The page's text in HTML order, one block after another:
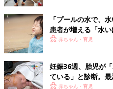
出時にも水切れする心配が減りま
余分な水は鉢底穴から抜けるの
ありません。むしろ、水が足り
す。お天気や風が強い日により
秋の成長期は乾きが早くなりま
う。
「プールの水で、
患者が増える「水
した赤ちゃん・育児
妊娠36週、胎児が
ている」と診断。
キサンダー病・体験
赤ちゃん・育児